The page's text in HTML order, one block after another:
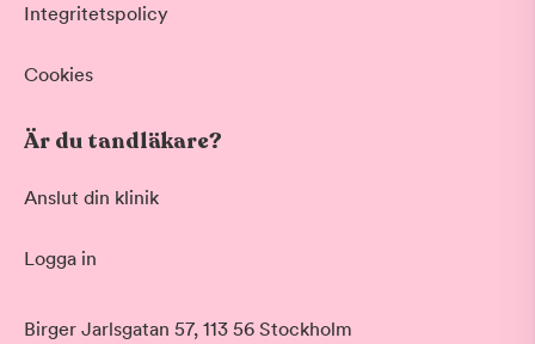
Grundlig kontroll av tänder och tandkött
Professionell rengöring och puts
Datum
Tid på dagen
Morgon
Integritetspolicy
Cookies
Är du tandläkare?
Anslut din klinik
Logga in
Birger Jarlsgatan 57, 113 56 Stockholm